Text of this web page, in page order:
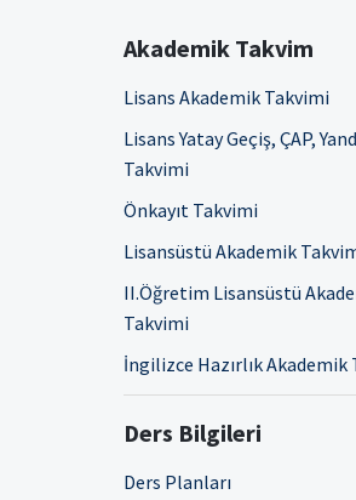
Akademik Takvim
Lisans Akademik Takvimi
Lisans Yatay Geçiş, ÇAP,
Takvimi
Önkayıt Takvimi
Lisansüstü Akademik
II.Öğretim Lisansüstü
Takvimi
İngilizce Hazırlık Akademik
Ders Bilgileri
Ders Planları